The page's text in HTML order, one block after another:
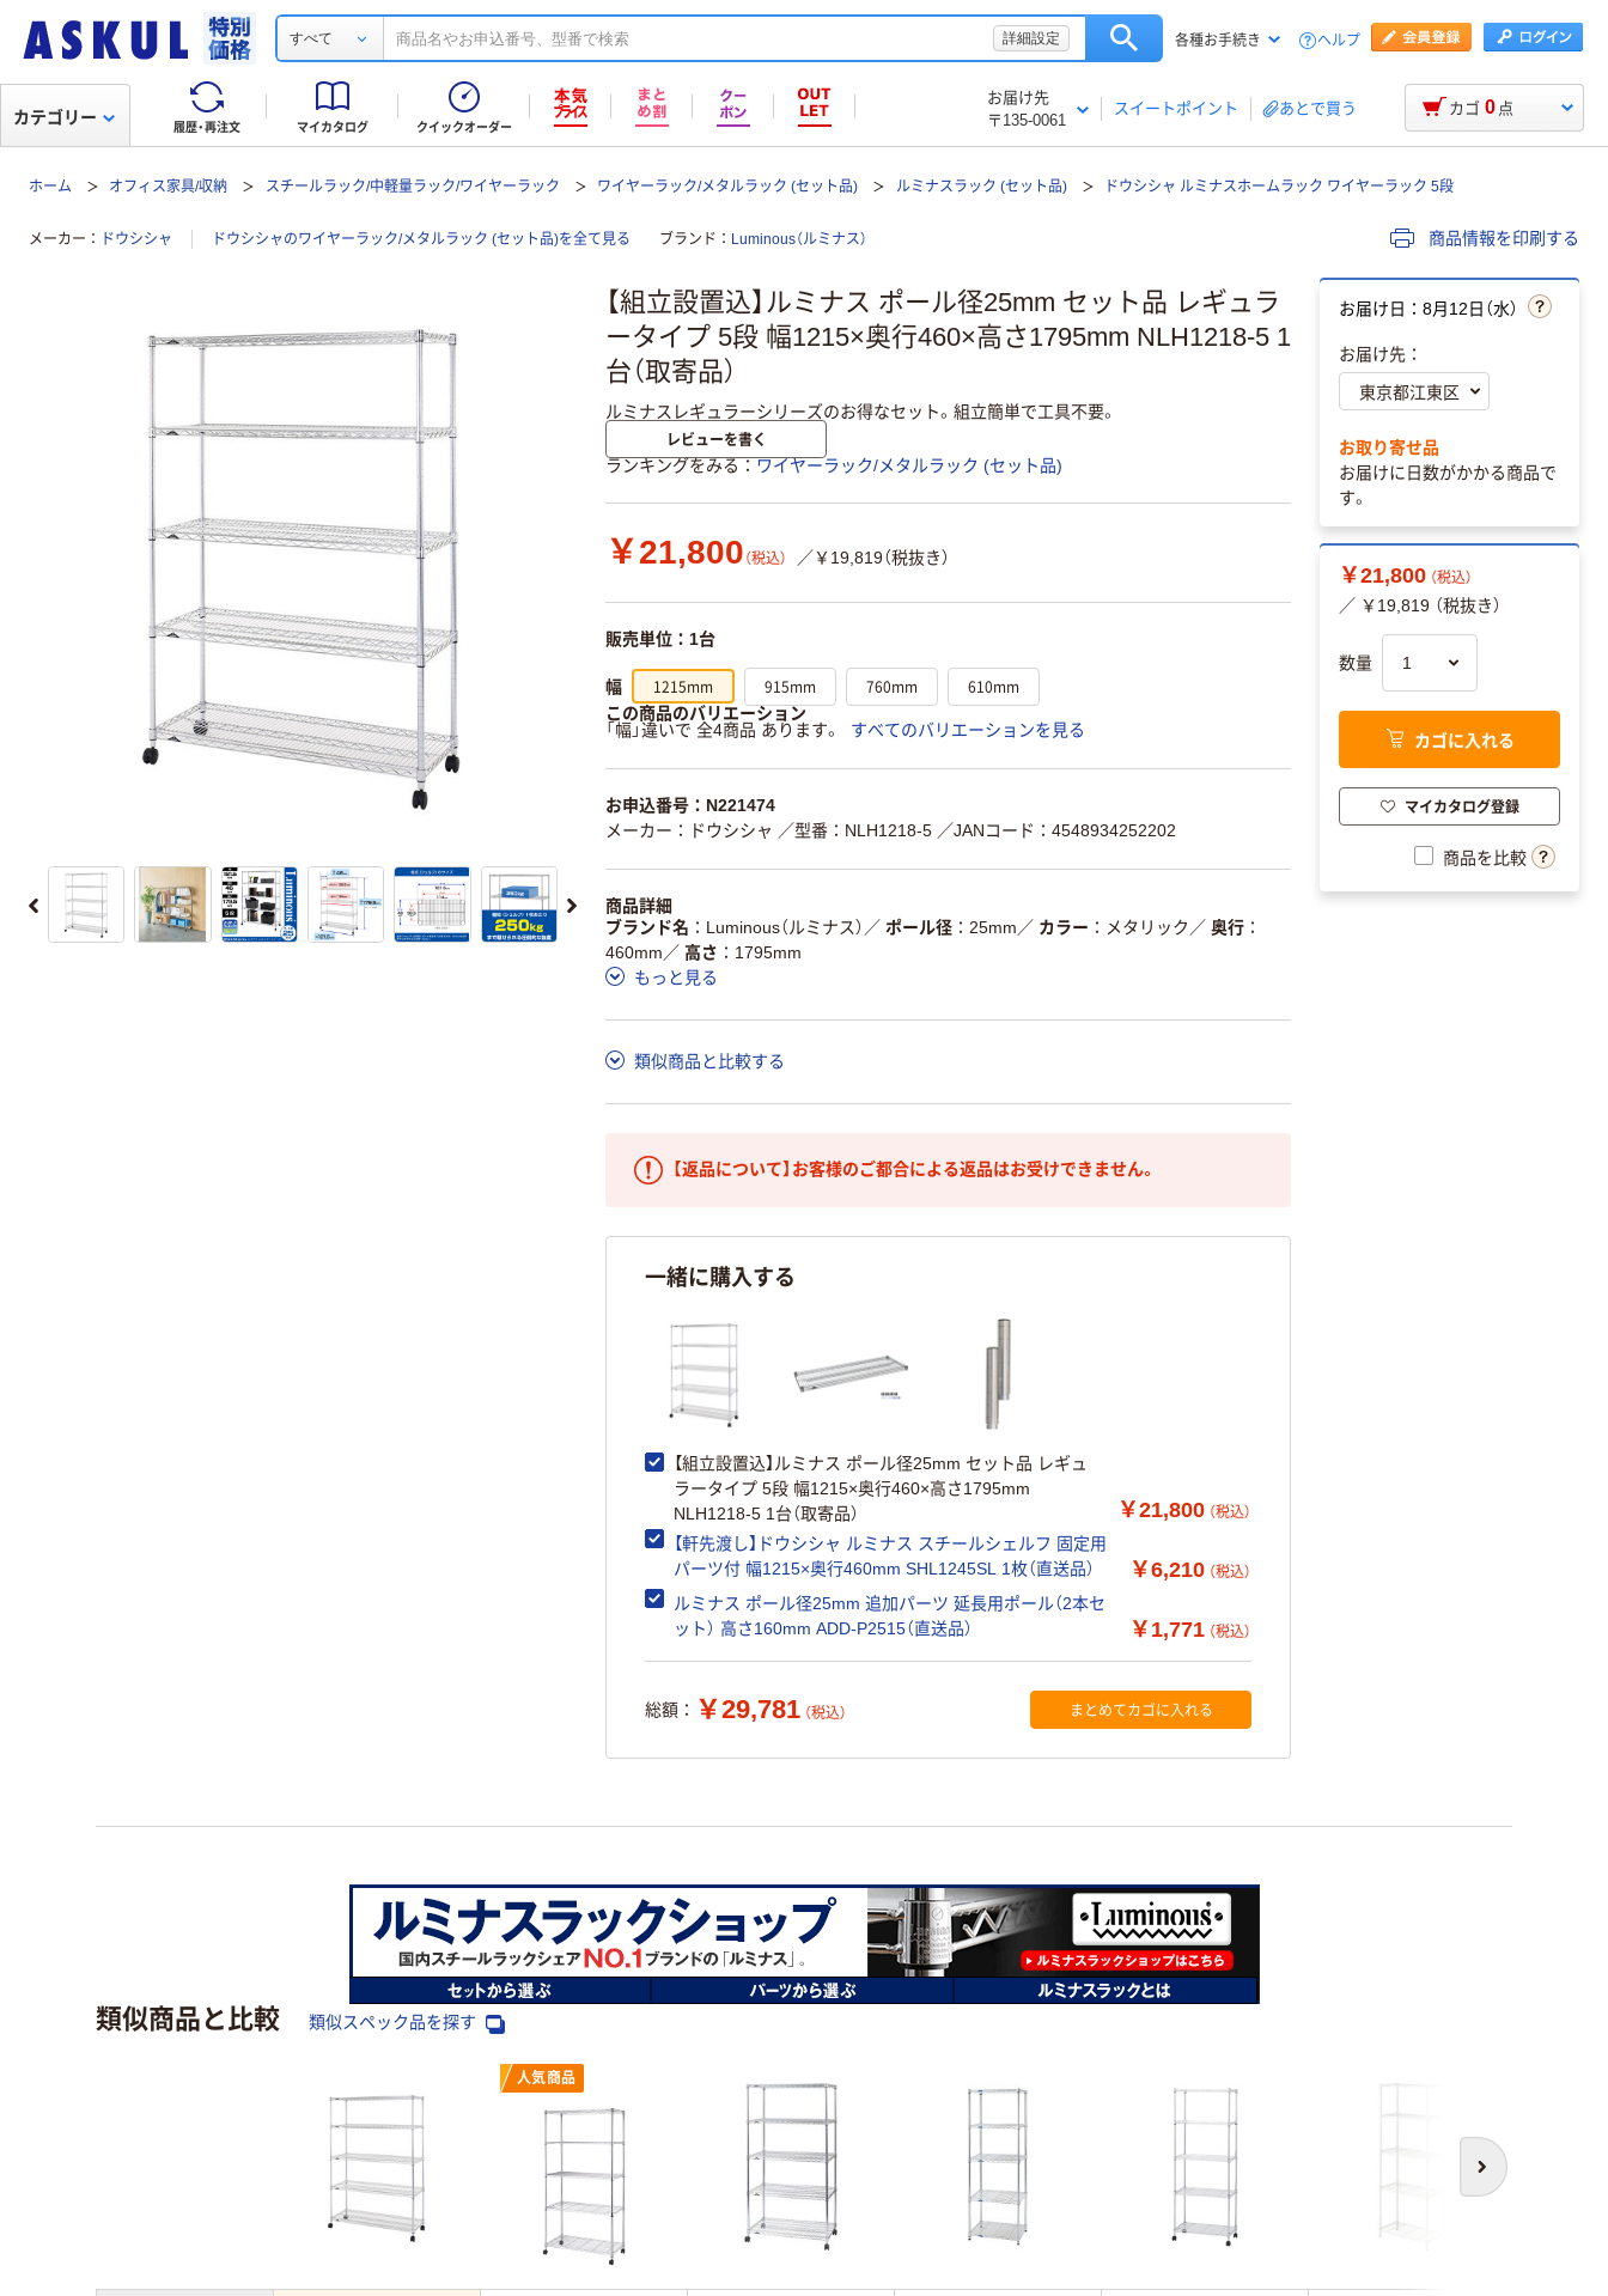
すべて 詳細設定 各種お手続き ヘルプ
履歴・再注文 マイカタログ クイックオーダー
お届け先
〒135-0061
スイートポイント あとで買う
カテゴリー カゴ 0 点
ホーム オフィス家具/収納 スチールラック/中軽量ラック/ワイヤーラック ワイヤーラック/メタルラック (セット品) ルミナスラック (セット品) ドウシシャ ルミナスホームラック ワイヤーラック 5段
メーカー ドウシシャ ドウシシャのワイヤーラック/メタルラック (セット品)を全て見る ブランド Luminous（ルミナス） 商品情報を印刷する
【組立設置込】ルミナス ポール径25mm セット品 レギュラ
ータイプ 5段 幅1215×奥行460×高さ1795mm NLH1218-5 1
台（取寄品）
ルミナスレギュラーシリーズのお得なセット。組立簡単で工具不要。
レビューを書く
ランキングをみる ワイヤーラック/メタルラック (セット品)
￥21,800 （税込） ／￥19,819（税抜き）
販売単位：1台
幅 1215mm 915mm 760mm 610mm
この商品のバリエーション
「幅」違いで 全4商品 あります。
すべてのバリエーションを見る
お申込番号：N221474
メーカー：ドウシシャ ／型番：NLH1218-5 ／JANコード：4548934252202
商品詳細
ブランド名
Luminous（ルミナス） ／ ポール径 25mm ／ カラー メタリック ／ 奥行
460mm ／ 高さ
1795mm
もっと見る
類似商品と比較する
【返品について】お客様のご都合による返品はお受けできません。
一緒に購入する
【組立設置込】ルミナス ポール径25mm セット品 レギュ
ラータイプ 5段 幅1215×奥行460×高さ1795mm
NLH1218-5 1台（取寄品）
￥21,800 （税込）
【軒先渡し】ドウシシャ ルミナス スチールシェルフ 固定用
パーツ付 幅1215×奥行460mm SHL1245SL 1枚（直送品）
￥6,210 （税込）
ルミナス ポール径25mm 追加パーツ 延長用ポール（2本セ
ット） 高さ160mm ADD-P2515（直送品）
￥1,771 （税込）
総額： ￥29,781 （税込） まとめてカゴに入れる
お届け日：8月12日（水）
お届け先：
お取り寄せ品
お届けに日数がかかる商品で
す。
￥21,800 （税込）
／ ￥19,819 （税抜き）
数量
カゴに入れる
マイカタログ登録
商品を比較
類似商品と比較 類似スペック品を探す
次へ
人気商品